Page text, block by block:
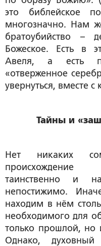
это библейское
многозначно. Нам
братоубийство –
Божеское. Есть в
Авеля, а есть
«отверженное
увернуться, вместе
Тайны и
Нет никаких
происхождение
таинственно и
непостижимо.
находим в нём
необходимого для
только прошлой,
Однако,